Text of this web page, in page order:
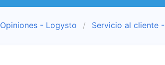
Opiniones - Logysto Servicio al cliente